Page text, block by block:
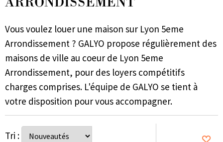
Vous voulez louer une maison sur Lyon 5eme
Arrondissement ? GALYO propose régulièrement des
maisons de ville au coeur de Lyon 5eme
Arrondissement, pour des loyers compétitifs
charges comprises. L'équipe de GALYO se tient à
votre disposition pour vous accompagner.
Tri :